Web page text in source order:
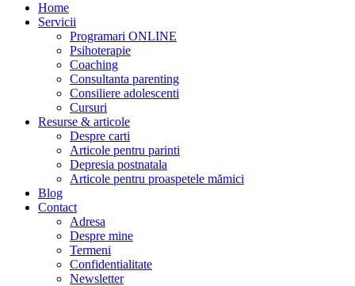
Home
Servicii
Programari ONLINE
Psihoterapie
Coaching
Consultanta parenting
Consiliere adolescenti
Cursuri
Resurse & articole
Despre carti
Articole pentru parinti
Depresia postnatala
Articole pentru proaspetele mămici
Blog
Contact
Adresa
Despre mine
Termeni
Confidentialitate
Newsletter